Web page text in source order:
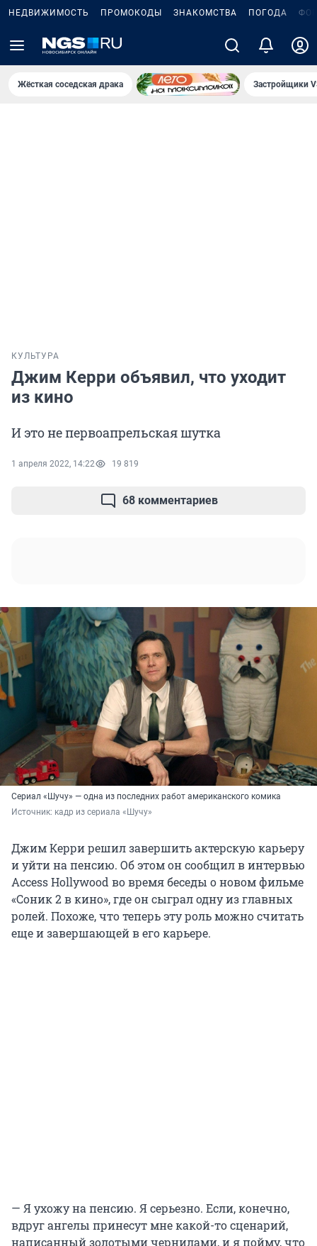
НЕДВИЖИМОСТЬ ПРОМОКОДЫ ЗНАКОМСТВА ПОГОДА
Жёсткая соседская драка Застройщики
КУЛЬТУРА
Джим Керри объявил, что уходит
из кино
И это не первоапрельская шутка
1 апреля 2022, 14:22 19 819
68 комментариев
Сериал «Шучу» — одна из последних работ американского комика
Источник: кадр из сериала «Шучу»
Джим Керри решил завершить актерскую карьеру
и уйти на пенсию. Об этом он сообщил в интервью
Access Hollywood во время беседы о новом фильме
«Соник 2 в кино», где он сыграл одну из главных
ролей. Похоже, что теперь эту роль можно считать
еще и завершающей в его карьере.
— Я ухожу на пенсию. Я серьезно. Если, конечно,
вдруг ангелы принесут мне какой-то сценарий,
написанный золотыми чернилами, и я пойму, что